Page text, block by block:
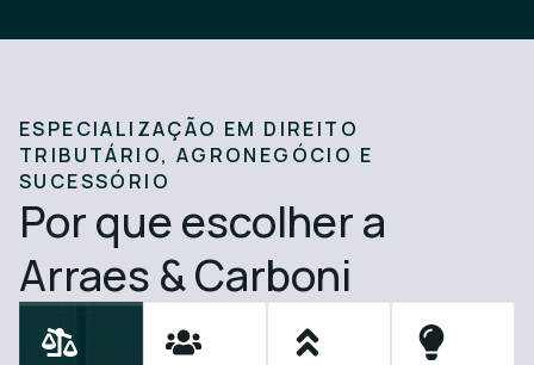
ESPECIALIZAÇÃO EM DIREITO
TRIBUTÁRIO, AGRONEGÓCIO E
SUCESSÓRIO
Por que escolher a
Arraes & Carboni